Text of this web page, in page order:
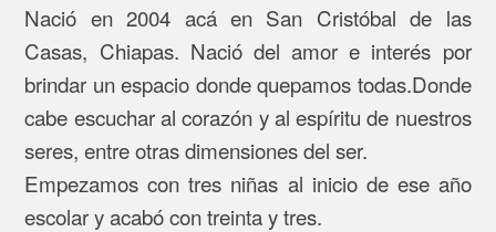
Nació en 2004 acá en San Cristóbal de las
Casas, Chiapas. Nació del amor e interés por
brindar un espacio donde quepamos todas.Donde
cabe escuchar al corazón y al espíritu de nuestros
seres, entre otras dimensiones del ser.
Empezamos con tres niñas al inicio de ese año
escolar y acabó con treinta y tres.